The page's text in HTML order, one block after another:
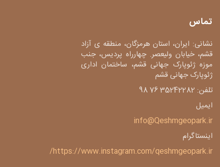
تماس
نشانی: ایران، استان هرمزگان، منطقه ی آزاد
قشم، خیابان ولیعصر. چهارراه پردیس، جنب
موزه ژئوپارک جهانی قشم، ساختمان اداری
ژئوپارک جهانی قشم
تلفن: 35242282 76 98
ایمیل
info@Qeshmgeopark.ir
اینستاگرام
https://www.instagram.com/qeshmgeopark.ir/